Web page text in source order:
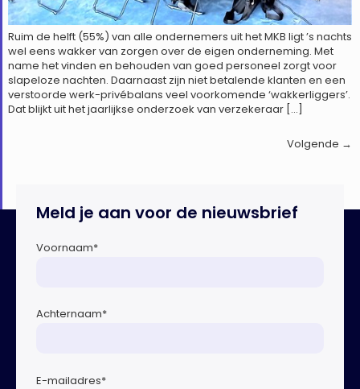
Ruim de helft (55%) van alle ondernemers uit het MKB ligt ’s nachts
wel eens wakker van zorgen over de eigen onderneming. Met
name het vinden en behouden van goed personeel zorgt voor
slapeloze nachten. Daarnaast zijn niet betalende klanten en een
verstoorde werk-privébalans veel voorkomende ‘wakkerliggers’.
Dat blijkt uit het jaarlijkse onderzoek van verzekeraar […]
Volgende →
Meld je aan voor de nieuwsbrief
Voornaam*
Achternaam*
E-mailadres*